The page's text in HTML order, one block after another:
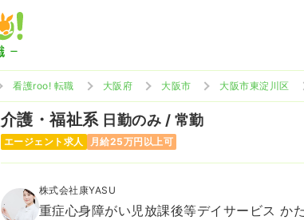
看護roo! 転職 大阪府 大阪市 大阪市東淀川区
介護・福祉系 日勤のみ / 常勤
エージェント求人 月給25万円以上可
株式会社康YASU
重症心身障がい児放課後等デイサービス か